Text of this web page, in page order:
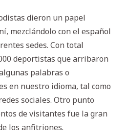
dieron un papel
mezclándolo con el español
sedes. Con total
deportistas que arribaron
palabras o
en nuestro idioma, tal como
sociales. Otro punto
de visitantes fue la gran
los anfitriones.